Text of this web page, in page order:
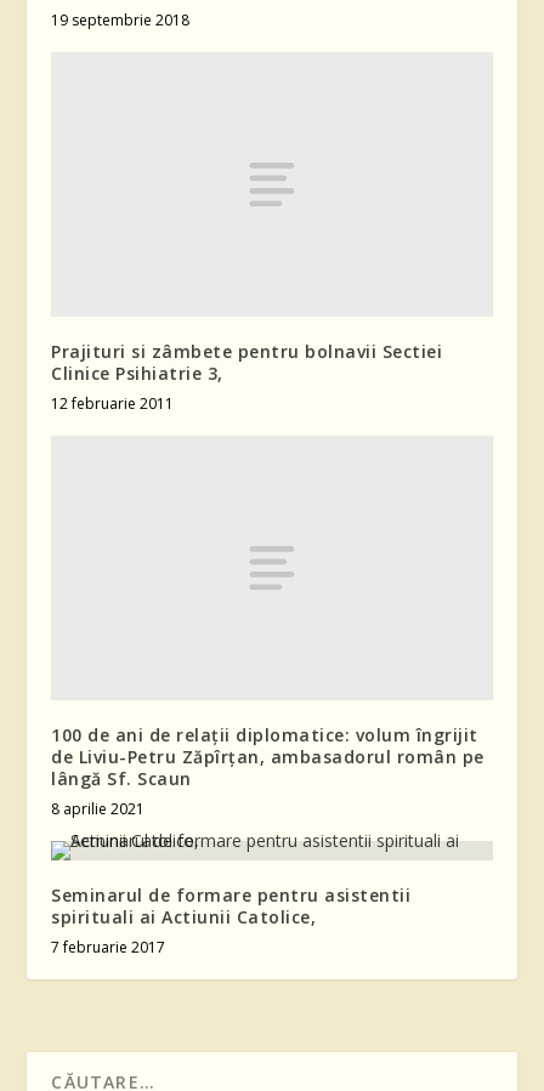
19 septembrie 2018
Prajituri si zâmbete pentru bolnavii Sectiei
Clinice Psihiatrie 3,
12 februarie 2011
100 de ani de relații diplomatice: volum îngrijit
de Liviu-Petru Zăpîrțan, ambasadorul român pe
lângă Sf. Scaun
8 aprilie 2021
Seminarul de formare pentru asistentii
spirituali ai Actiunii Catolice,
7 februarie 2017